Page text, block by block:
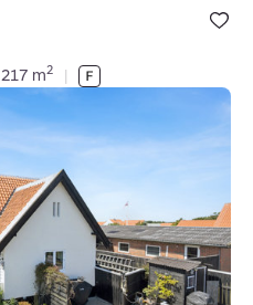
Bolig er
under dine
217 m2 |